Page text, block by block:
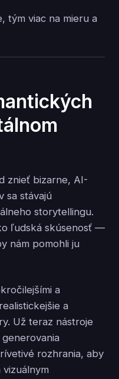
tým viac na mieru a
znieť bizarne, AI-
sa stávajú
storytellingu.
ľudská skúsenosť —
nám pomohli ju
a
a
Už teraz nástroje
generovania
rozhrania, aby